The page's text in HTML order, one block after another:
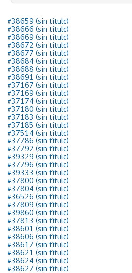
#38659 (sin título)
#38666 (sin título)
#38669 (sin título)
#38672 (sin título)
#38677 (sin título)
#38684 (sin título)
#38688 (sin título)
#38691 (sin título)
#37167 (sin título)
#37169 (sin título)
#37174 (sin título)
#37180 (sin título)
#37183 (sin título)
#37185 (sin título)
#37514 (sin título)
#37786 (sin título)
#37792 (sin título)
#39329 (sin título)
#37796 (sin título)
#39333 (sin título)
#37800 (sin título)
#37804 (sin título)
#36526 (sin título)
#37809 (sin título)
#39860 (sin título)
#37813 (sin título)
#38601 (sin título)
#38606 (sin título)
#38617 (sin título)
#38621 (sin título)
#38624 (sin título)
#38627 (sin título)